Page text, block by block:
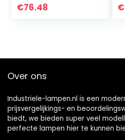
Steampunk Lamp
€76.48 €
Over ons
Industriele-lampen.nl is een
prijsvergelijkings- en
biedt, we bieden super veel
perfecte lampen hier te kunnen